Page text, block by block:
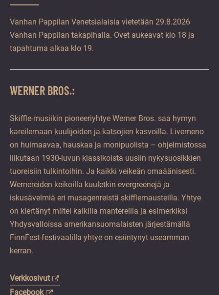
Vanhan Pappilan Venetsialaisia vietetään 29.8.2026
Vanhan Pappilan takapihalla. Ovet aukeavat klo 18 ja
tapahtuma alkaa klo 19.
WERNER BROS.:
Skiffle-musiikin pioneeriyhtye Werner Bros. saa hymyn
kareilemaan kuulijoiden ja katsojien kasvoilla. Livemeno
on huimaavaa, hauskaa ja monipuolista – ohjelmistossa
liikutaan 1930-luvun klassikoista uusiin nykysuosikkien
tuoreisiin tulkintoihin. Ja kaikki veikeän omaäänisesti.
Wernereiden keikoilla kuuletkin evergreenejä ja
iskusävelmiä eri musagenreistä skifflemausteilla. Yhtye
on kiertänyt miltei kaikilla mantereilla ja esimerkiksi
Yhdysvalloissa amerikansuomalaisten järjestämällä
FinnFest-festivaalilla yhtye on esiintynyt useamman
kerran.
Verkkosivut
Facebook